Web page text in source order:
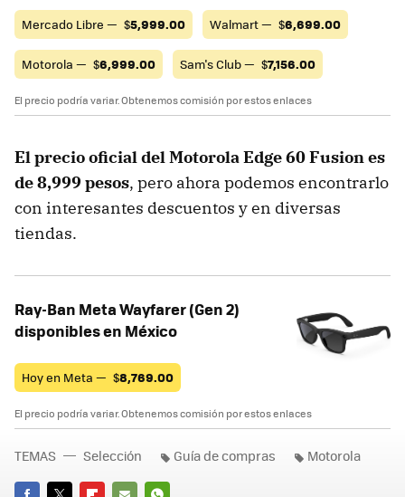
Mercado Libre — $5,999.00 Walmart — $6,699.00
Motorola — $6,999.00 Sam's Club — $7,156.00
El precio podría variar. Obtenemos comisión por estos enlaces
El precio oficial delMotorola Edge60 Fusion es
de 8,999 pesos, pero ahora podemos encontrarlo
con interesantes descuentos y en diversas
tiendas.
Ray-Ban Meta Wayfarer (Gen 2)
disponibles en México
Hoy en Meta — $8,769.00
El precio podría variar. Obtenemos comisión por estos enlaces
TEMAS Selección Guía de compras Motorola